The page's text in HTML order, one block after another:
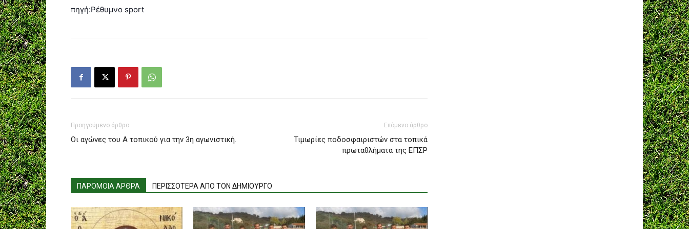
πηγή:Ρέθυμνο sport
Προηγούμενο άρθρο
Οι αγώνες του Α τοπικού για την 3η αγωνιστική.
Επόμενο άρθρο
Τιμωρίες ποδοσφαιριστών στα τοπικά
πρωταθλήματα της ΕΠΣΡ
ΠΑΡΟΜΟΙΑ ΑΡΘΡΑ ΠΕΡΙΣΣΟΤΕΡΑ ΑΠΟ ΤΟΝ ΔΗΜΙΟΥΡΓΟ